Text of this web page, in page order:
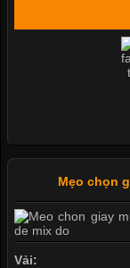
Mẹo chọn
Vải: